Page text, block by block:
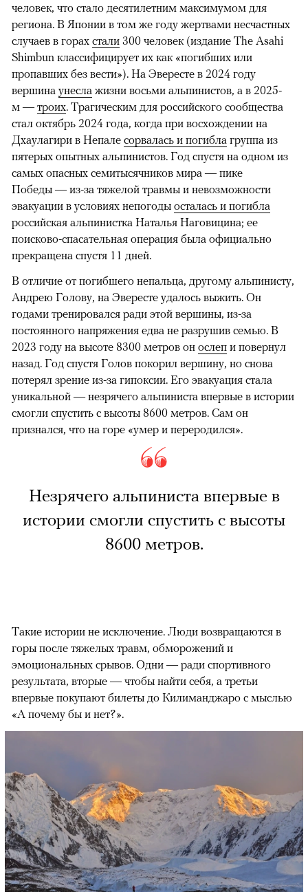
человек, что стало десятилетним максимумом для
региона. В Японии в том же году жертвами несчастных
случаев в горах стали 300 человек (издание The Asahi
Shimbun классифицирует их как «погибших или
пропавших без вести»). На Эвересте в 2024 году
вершина унесла жизни восьми альпинистов, а в 2025-
м — троих. Трагическим для российского сообщества
стал октябрь 2024 года, когда при восхождении на
Дхаулагири в Непале сорвалась и погибла группа из
пятерых опытных альпинистов. Год спустя на одном из
самых опасных семитысячников мира — пике
Победы — из-за тяжелой травмы и невозможности
эвакуации в условиях непогоды осталась и погибла
российская альпинистка Наталья Наговицина; ее
поисково-спасательная операция была официально
прекращена спустя 11 дней.
В отличие от погибшего непальца, другому альпинисту,
Андрею Голову, на Эвересте удалось выжить. Он
годами тренировался ради этой вершины, из-за
постоянного напряжения едва не разрушив семью. В
2023 году на высоте 8300 метров он ослеп и повернул
назад. Год спустя Голов покорил вершину, но снова
потерял зрение из-за гипоксии. Его эвакуация стала
уникальной — незрячего альпиниста впервые в истории
смогли спустить с высоты 8600 метров. Сам он
признался, что на горе «умер и переродился».
Незрячего альпиниста впервые в
истории смогли спустить с высоты
8600 метров.
Такие истории не исключение. Люди возвращаются в
горы после тяжелых травм, обморожений и
эмоциональных срывов. Одни — ради спортивного
результата, вторые — чтобы найти себя, а третьи
впервые покупают билеты до Килиманджаро с мыслью
«А почему бы и нет?».